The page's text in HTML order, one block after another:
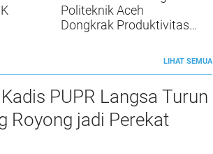
Politeknik Aceh
Dongkrak Produktivitas
LIHAT SEMUA
PUPR Langsa Turun
Royong jadi Perekat